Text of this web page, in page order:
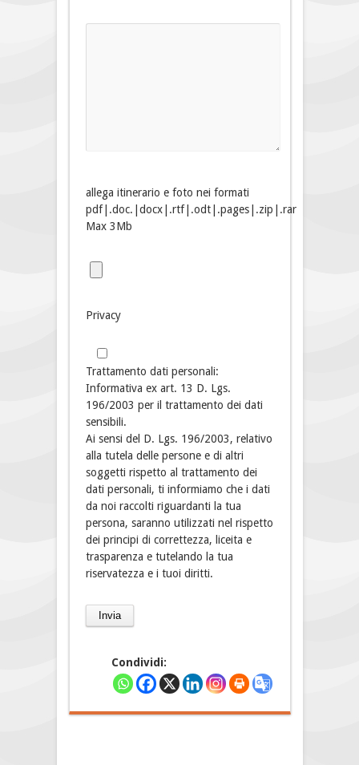
allega itinerario e foto nei formati
pdf|.doc.|docx|.rtf|.odt|.pages|.zip|.rar
Max 3Mb
Privacy
Trattamento dati personali:
Informativa ex art. 13 D. Lgs.
196/2003 per il trattamento dei dati
sensibili.
Ai sensi del D. Lgs. 196/2003, relativo
alla tutela delle persone e di altri
soggetti rispetto al trattamento dei
dati personali, ti informiamo che i dati
da noi raccolti riguardanti la tua
persona, saranno utilizzati nel rispetto
dei principi di correttezza, liceita e
trasparenza e tutelando la tua
riservatezza e i tuoi diritti.
Condividi: